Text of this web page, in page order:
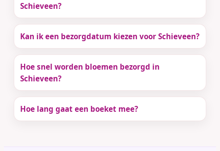
Schieveen?
Kan ik een bezorgdatum kiezen voor Schieveen?
Hoe snel worden bloemen bezorgd in
Schieveen?
Hoe lang gaat een boeket mee?